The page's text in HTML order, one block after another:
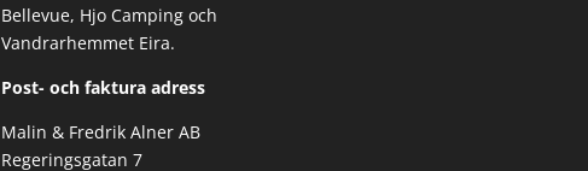
Bellevue, Hjo Camping och
Vandrarhemmet Eira.
Post- och faktura adress
Malin & Fredrik Alner AB
Regeringsgatan 7